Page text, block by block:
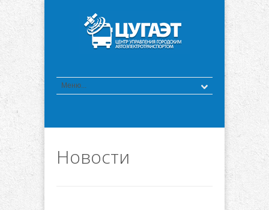
Новости